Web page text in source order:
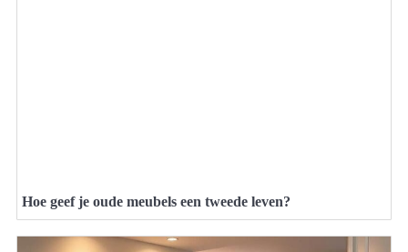
Hoe geef je oude meubels een tweede leven?